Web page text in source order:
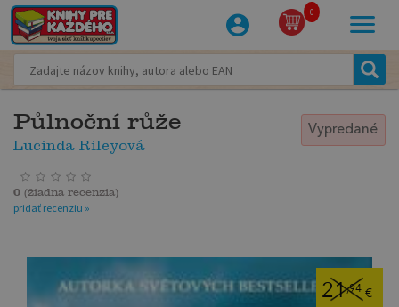
0
Půlnoční růže
Lucinda Rileyová
Vypredané
0 (žiadna recenzia)
pridať recenziu »
21,94 €